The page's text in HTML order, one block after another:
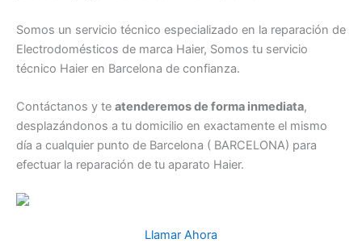
Somos un servicio técnico especializado en la reparación de
Electrodomésticos de marca Haier, Somos tu servicio
técnico Haier en Barcelona de confianza.
Contáctanos y te atenderemos de forma inmediata,
desplazándonos a tu domicilio en exactamente el mismo
día a cualquier punto de Barcelona ( BARCELONA) para
efectuar la reparación de tu aparato Haier.
Llamar Ahora